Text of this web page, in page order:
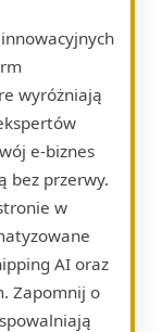
wyróżniają
e-biznes
bez przerwy.
w
AI oraz
Zapomnij o